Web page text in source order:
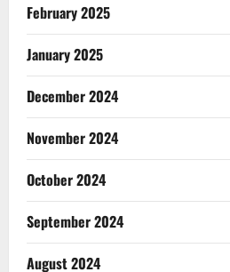
February 2025
January 2025
December 2024
November 2024
October 2024
September 2024
August 2024